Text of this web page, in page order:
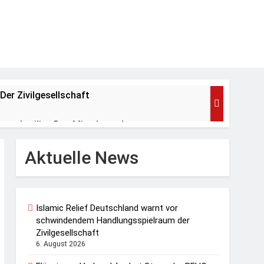
Zivilgesellschaft
Den Mittelstand
Am 20.08.26 In Polen
Weitere Mobile Rettungsstationen
Aktuelle News
Islamic Relief Deutschland warnt vor
schwindendem Handlungsspielraum der
Zivilgesellschaft
6. August 2026